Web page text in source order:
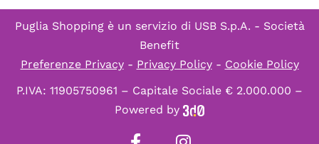
Puglia Shopping è un servizio di USB S.p.A. - Società
Benefit
Preferenze Privacy- Privacy Policy- Cookie Policy
P.IVA: 11905750961 – Capitale Sociale € 2.000.000 –
Powered by